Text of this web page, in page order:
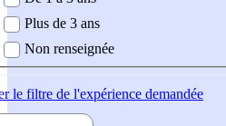
Plus de 3 ans
Non renseignée
le filtre de l'expérience demandée